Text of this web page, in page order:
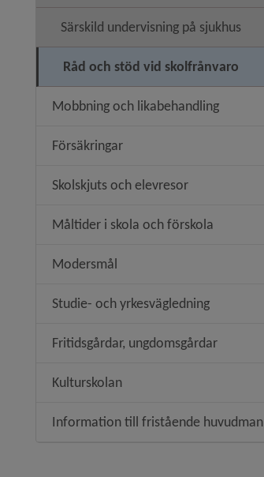
Särskild undervisning på sjukhus
Råd och stöd vid skolfrånvaro
Mobbning och likabehandling
Försäkringar
Skolskjuts och elevresor
Måltider i skola och förskola
Modersmål
Studie- och yrkesvägledning
Fritidsgårdar, ungdomsgårdar
Kulturskolan
Information till fristående huvudman